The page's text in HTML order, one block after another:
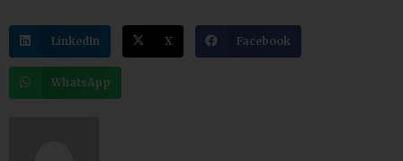
LinkedIn X Facebook
WhatsApp